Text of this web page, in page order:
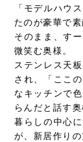
「モデルハウ
たのが豪華で素
そのまま、す
微笑む奥様。
ステンレス天
され、「ここ
なキッチンで
らんだと話す奥
暮らしの中⼼
が、新居作り